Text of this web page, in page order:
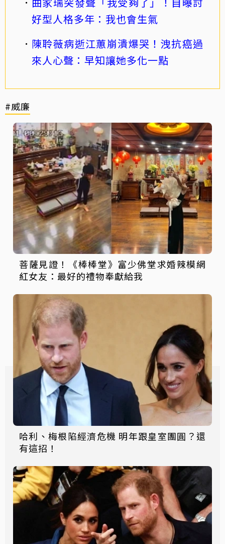
好型人格多年：我也會生氣
陳聆薇病逝江蕙崩潰爆哭！洩抗癌過
來人心聲：早知讓她多化一點
#威廉
菩薩見證！《棒棒堂》富少佛堂求婚辣模網
紅女友：最好的禮物奉獻給我
哈利、梅根陷經濟危機 明年跟皇室團圓？還
有這招！